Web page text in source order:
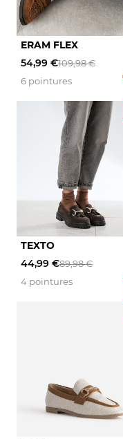
ERAM FLEX
54,99 €109,98 €
6 pointures
TEXTO
44,99 €89,98 €
4 pointures